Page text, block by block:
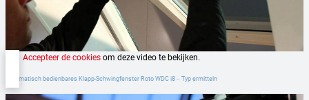
Accepteer de cookies om deze video te bekijken.
Automatisch bedienbares Klapp-Schwingfenster Roto WDC i8 ‒ Typ ermitteln